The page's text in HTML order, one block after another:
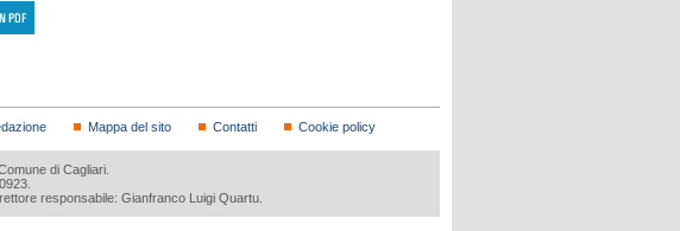
Mappa del sito Contatti Cookie policy
di Cagliari.
responsabile: Gianfranco Luigi Quartu.